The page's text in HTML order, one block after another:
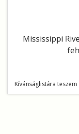
Mississippi
Kívánságlistára teszem